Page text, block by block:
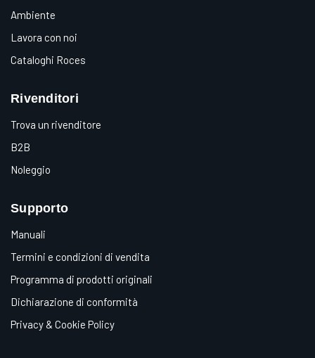
Ambiente
Lavora con noi
Cataloghi Roces
Rivenditori
Trova un rivenditore
B2B
Noleggio
Supporto
Manuali
Termini e condizioni di vendita
Programma di prodotti originali
Dichiarazione di conformità
Privacy & Cookie Policy